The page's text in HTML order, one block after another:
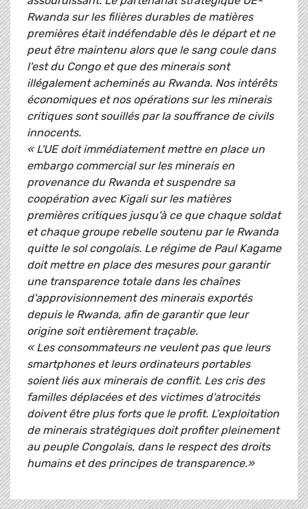
Rwanda sur les filières durables de matières
premières était indéfendable dès le départ et ne
peut être maintenu alors que le sang coule dans
l'est du Congo et que des minerais sont
illégalement acheminés au Rwanda. Nos intérêts
économiques et nos opérations sur les minerais
critiques sont souillés par la souffrance de civils
innocents.
« L'UE doit immédiatement mettre en place un
embargo commercial sur les minerais en
provenance du Rwanda et suspendre sa
coopération avec Kigali sur les matières
premières critiques jusqu'à ce que chaque soldat
et chaque groupe rebelle soutenu par le Rwanda
quitte le sol congolais. Le régime de Paul Kagame
doit mettre en place des mesures pour garantir
une transparence totale dans les chaînes
d'approvisionnement des minerais exportés
depuis le Rwanda, afin de garantir que leur
origine soit entièrement traçable.
« Les consommateurs ne veulent pas que leurs
smartphones et leurs ordinateurs portables
soient liés aux minerais de conflit. Les cris des
familles déplacées et des victimes d'atrocités
doivent être plus forts que le profit. L’exploitation
de minerais stratégiques doit profiter pleinement
au peuple Congolais, dans le respect des droits
humains et des principes de transparence.»